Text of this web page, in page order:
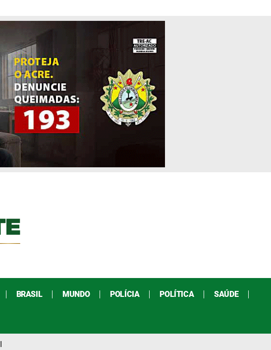
BRASIL MUNDO POLÍCIA POLÍTICA SAÚDE